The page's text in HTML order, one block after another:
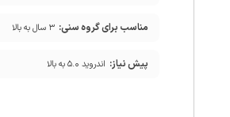
مناسب برای گروه سنی: ۳ سال به بالا
پیش نیاز: اندروید ۵.۰ به بالا